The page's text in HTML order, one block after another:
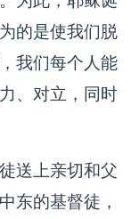
的是使我们脱
我们每个人能
、对立，同时
送上亲切和父
东的基督徒，